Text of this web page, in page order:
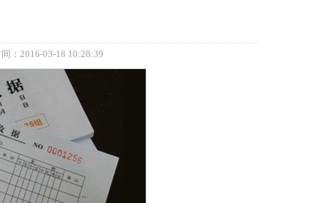
：2016-03-18 10:28:39